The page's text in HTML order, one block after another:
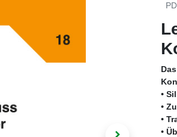
•
•
•
•